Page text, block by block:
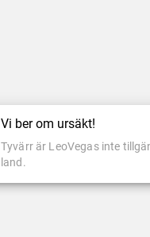
Vi ber om ursäkt!
Tyvärr är LeoVegas inte
land.